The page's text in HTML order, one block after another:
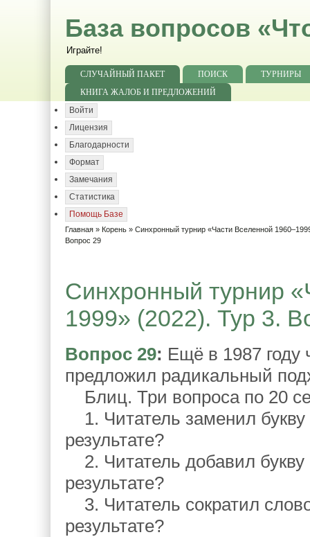
База вопросов
Играйте!
СЛУЧАЙНЫЙ ПАКЕТ ПОИСК
ТУРНИРЫ
КНИГА ЖАЛОБ И ПРЕДЛОЖЕНИЙ
Войти
Лицензия
Благодарности
Формат
Замечания
Статистика
Помощь Базе
Главная » Корень » Синхронный турнир «Части Вселенной
Вопрос 29
Синхронный турнир
1999» (2022). Тур 3.
Вопрос 29: Ещё в 1987 году
предложил радикальный
Блиц. Три вопроса по 20
1. Читатель заменил
результате?
2. Читатель добавил
результате?
3. Читатель сократил
результате?